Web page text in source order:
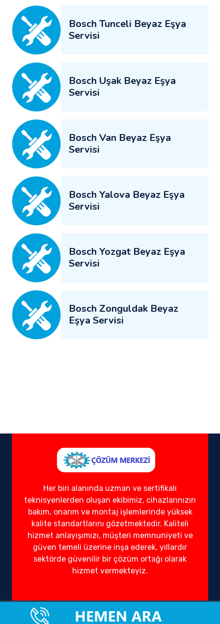
Bosch Tunceli Beyaz Eşya
Servisi
Bosch Uşak Beyaz Eşya
Servisi
Bosch Van Beyaz Eşya
Servisi
Bosch Yalova Beyaz Eşya
Servisi
Bosch Yozgat Beyaz Eşya
Servisi
Bosch Zonguldak Beyaz
Eşya Servisi
Her biri alanında uzman ve sertifikalı
teknisyenlerden oluşan ekibimiz, cihazlarınızın
bakım, onarım ve montaj işlemlerinde yüksek
kalite standartlarını gözetmektedir. Kaliteli
hizmet anlayışımızı, müşteri memnuniyeti ve
güven temeli üzerine inşa ederek, yıllardır
sektörde güvenilir bir çözüm ortağı olarak
hizmet vermekteyiz.